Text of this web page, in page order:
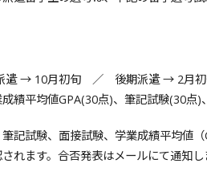
派遣 → 10月初旬 ／ 後期派遣 → 2月
成績平均値GPA(30点)、筆記試験(30点)
記試験、面接試験、学業成績平均値
れます。合否発表はメールにて通知